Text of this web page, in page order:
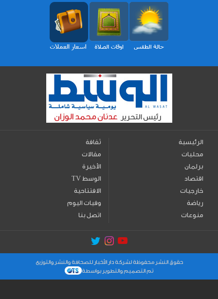
الرئيسية
محليات
برلمان
اقتصاد
خارجيات
رياضة
منوعات
ثقافة
مقالات
الأخيرة
TV الوسط
الافتتاحية
وفيات اليوم
اتصل بنا
حقوق النشر محفوظة لشركة دار الأخبار للصحافة والنشر والتوزيع
تم التصميم والتطوير بواسطة